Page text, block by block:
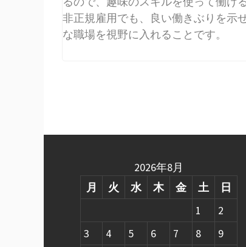
非正規雇用でも、良い働きぶりを示
な職場を視野に入れることです。
2026年8月
月
火 水 木 金 土
日
1
2
3
4 5 6 7 8
9